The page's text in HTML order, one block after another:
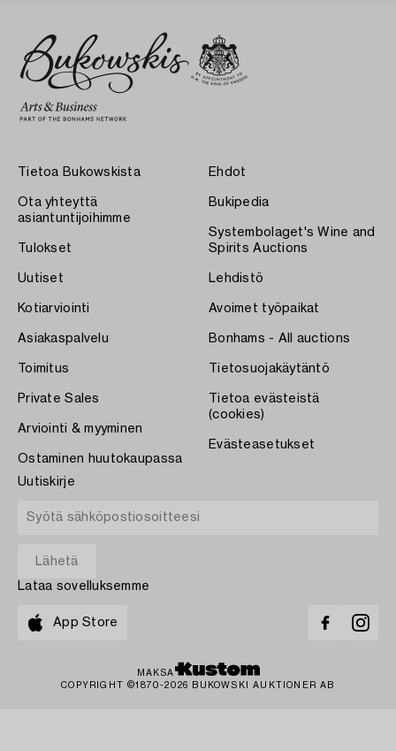
Tietoa Bukowskista
Ota yhteyttä
asiantuntijoihimme
Tulokset
Uutiset
Kotiarviointi
Asiakaspalvelu
Toimitus
Private Sales
Arviointi & myyminen
Ostaminen huutokaupassa
Ehdot
Bukipedia
Systembolaget's Wine and
Spirits Auctions
Lehdistö
Avoimet työpaikat
Bonhams - All auctions
Tietosuojakäytäntö
Tietoa evästeistä
(cookies)
Evästeasetukset
Uutiskirje
Lataa sovelluksemme
App Store
MAKSA
COPYRIGHT ©1870-2026 BUKOWSKI AUKTIONER AB